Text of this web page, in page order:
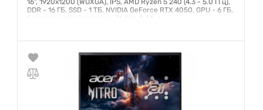
16", 1920x1200 (WUXGA), IPS, AMD Ryzen 5 240 (4.3 - 5.0 ГГц),
DDR - 16 ГБ, SSD - 1 ТБ, NVIDIA GeForce RTX 4050, GPU - 6 ГБ,
без операційної системи, 76 Втг, 2.44 кг